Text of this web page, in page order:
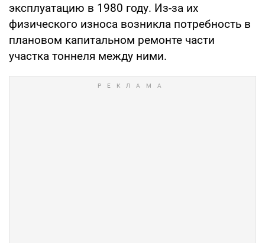
эксплуатацию в 1980 году. Из-за их
физического износа возникла потребность в
плановом капитальном ремонте части
участка тоннеля между ними.